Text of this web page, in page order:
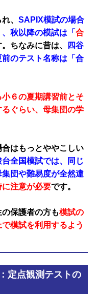
、 SAPIX模試の場合
秋以降の模試は「 合
ちなみに昔は、
四谷
のテスト名称は「合
６の夏期講習前とそ
ぐらい、母集団の学
はもっとややこしい
全国模試では、同じ
団や難易度が全然違
注意が必要です。
保護者の方も模試の
模試を利用するよう
定点観測テストの